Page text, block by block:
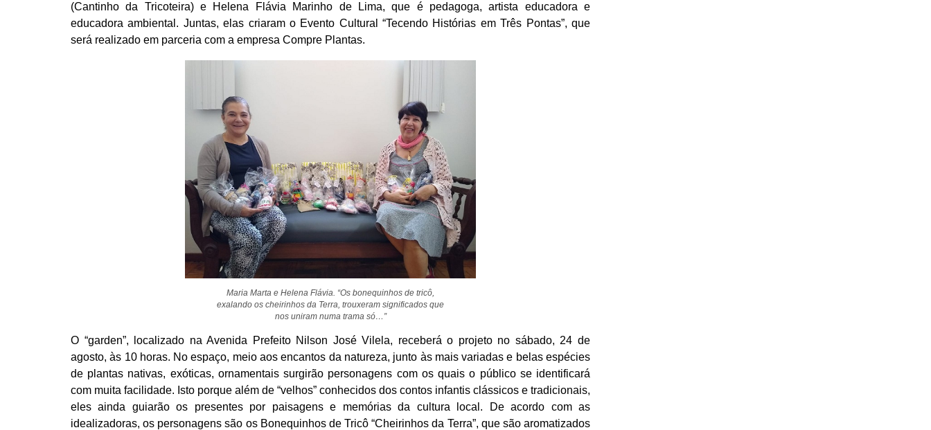
(Cantinho da Tricoteira) e Helena Flávia Marinho de Lima, que é pedagoga, artista educadora e
educadora ambiental. Juntas, elas criaram o Evento Cultural “Tecendo Histórias em Três Pontas”, que
será realizado em parceria com a empresa Compre Plantas.
Maria Marta e Helena Flávia. “Os bonequinhos de tricô,
exalando os cheirinhos da Terra, trouxeram significados que
nos uniram numa trama só…”
O “garden”, localizado na Avenida Prefeito Nilson José Vilela, receberá o projeto no sábado, 24 de
agosto, às 10 horas. No espaço, meio aos encantos da natureza, junto às mais variadas e belas espécies
de plantas nativas, exóticas, ornamentais surgirão personagens com os quais o público se identificará
com muita facilidade. Isto porque além de “velhos” conhecidos dos contos infantis clássicos e tradicionais,
eles ainda guiarão os presentes por paisagens e memórias da cultura local. De acordo com as
idealizadoras, os personagens são os Bonequinhos de Tricô “Cheirinhos da Terra”, que são aromatizados